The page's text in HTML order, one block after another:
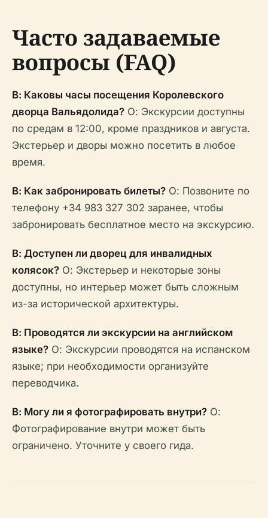
Часто задаваемые
вопросы (FAQ)
В: Каковы часы посещения Королевского
дворца Вальядолида? О: Экскурсии доступны
по средам в 12:00, кроме праздников и августа.
Экстерьер и дворы можно посетить в любое
время.
В: Как забронировать билеты? О: Позвоните по
телефону +34 983 327 302 заранее, чтобы
забронировать бесплатное место на экскурсию.
В: Доступен ли дворец для инвалидных
колясок? О: Экстерьер и некоторые зоны
доступны, но интерьер может быть сложным
из-за исторической архитектуры.
В: Проводятся ли экскурсии на английском
языке? О: Экскурсии проводятся на испанском
языке; при необходимости организуйте
переводчика.
В: Могу ли я фотографировать внутри? О:
Фотографирование внутри может быть
ограничено. Уточните у своего гида.